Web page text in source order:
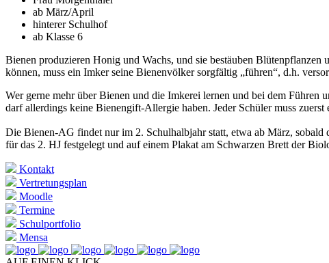
ab März/April
hinterer Schulhof
ab Klasse 6
Bienen produzieren Honig und Wachs, und sie bestäuben
können, muss ein Imker seine Bienenvölker sorgfältig „führen“, d.h.
Wer gerne mehr über Bienen und die Imkerei lernen und bei dem
darf allerdings keine Bienengift-Allergie haben. Jeder Schüler muss
Die Bienen-AG findet nur im 2. Schulhalbjahr statt, etwa ab März,
für das 2. HJ festgelegt und auf einem Plakat am Schwarzen Brett der
Kontakt
Vertretungsplan
Moodle
Termine
Schulportfolio
Mensa